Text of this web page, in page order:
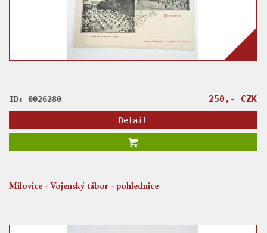
ID: 0026280 250,- CZK
Detail
Milovice - Vojenský tábor - pohlednice